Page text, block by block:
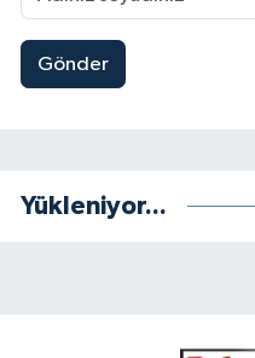
Gönder
Yükleniyor...